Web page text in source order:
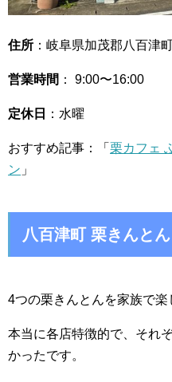
住所 ：岐阜県加茂郡八百津
営業時間 ： 9:00〜16:00
定休日 ：水曜
おすすめ記事：「 栗カフェ
ン 」
八百津町 栗きんと
4つの栗きんとんを家族で楽
本当に各店特徴的で、それ
かったです。